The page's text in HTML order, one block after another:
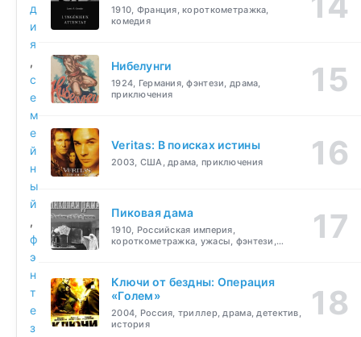
д
и
я
,
с
е
м
е
й
н
ы
й
,
ф
э
н
т
е
з
1910, Франция, короткометражка,
комедия
Нибелунги
1924, Германия, фэнтези, драма,
приключения
Veritas: В поисках истины
2003, США, драма, приключения
Пиковая дама
1910, Российская империя,
короткометражка, ужасы, фэнтези,
Ключи от бездны: Операция
«Голем»
2004, Россия, триллер, драма, детектив,
история